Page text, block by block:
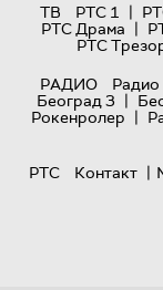
ТВ
РТС 1 |
РТС Драма |
РТС
РАДИО
Радио
Београд 3 |
Рокенролер |
РТС
Контакт |